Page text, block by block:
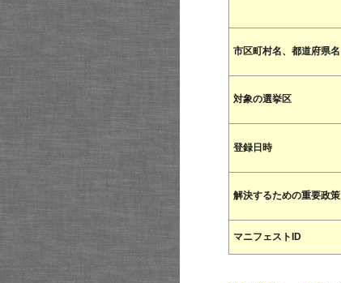
市区町村名、都道府県名
対象の選挙区
登録日時
解決するための重要政策
マニフェストID